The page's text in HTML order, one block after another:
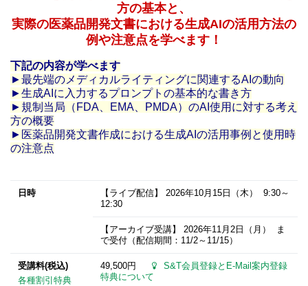
方の基本と、
実際の医薬品開発文書における生成AIの活用方法の
例や注意点を学べます！
下記の内容が学べます
►最先端のメディカルライティングに関連するAIの動向
►生成AIに入力するプロンプトの基本的な書き方
►規制当局（FDA、EMA、PMDA）のAI使用に対する考え
方の概要
►医薬品開発文書作成における生成AIの活用事例と使用時
の注意点
日時 【ライブ配信】 2026年10月15日
（木） 9:30～
12:30
【アーカイブ受講】 2026年11月2日
（月） ま
で受付（配信期間：11/2～11/15）
受講料(税込)
各種割引特典
49,500円
S&T会員登録とE-Mail案内登録
特典について